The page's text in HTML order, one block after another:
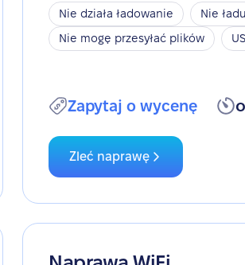
Nie działa ładowanie Nie
Nie mogę przesyłać plików
Zapytaj o wycenę
Zleć naprawę